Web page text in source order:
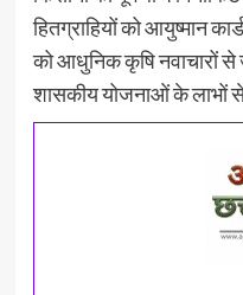
हितग्राहियों को आयुष्मान
को आधुनिक कृषि नवाचारों
शासकीय योजनाओं के लाभों से